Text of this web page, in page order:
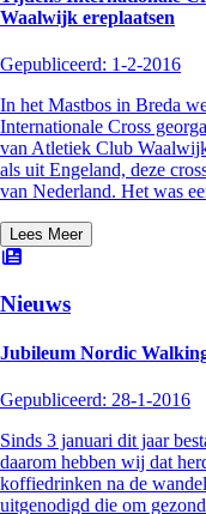
Waalwijk ereplaatsen
Gepubliceerd: 1-2-2016
In het Mastbos in Breda
Internationale Cross
van Atletiek Club
als uit Engeland, deze
van Nederland. Het was
Lees Meer
Nieuws
Jubileum Nordic
Gepubliceerd: 28-1-2016
Sinds 3 januari dit jaar
daarom hebben wij dat
koffiedrinken na de
uitgenodigd die om